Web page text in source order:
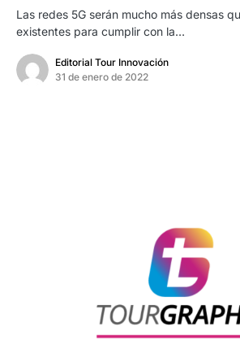
Las redes 5G serán mucho más densas
existentes para cumplir con la…
Editorial Tour Innovación
31 de enero de 2022